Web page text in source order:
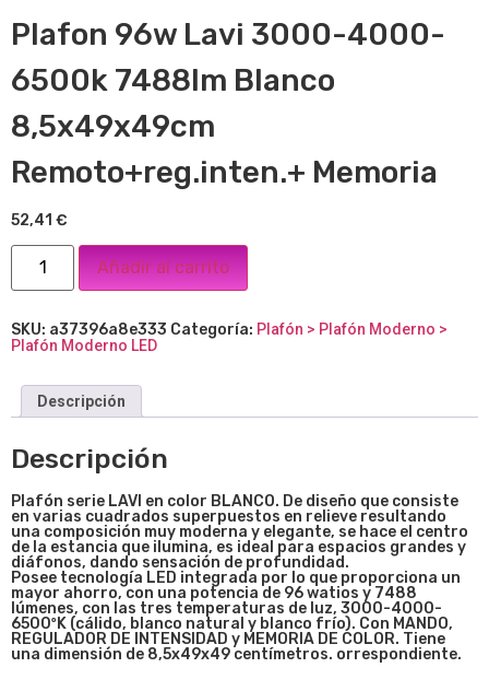
Plafon 96w Lavi 3000-4000-
6500k 7488lm Blanco
8,5x49x49cm
Remoto+reg.inten.+ Memoria
52,41 €
Añadir al carrito
SKU: a37396a8e333 Categoría: Plafón > Plafón Moderno >
Plafón Moderno LED
Descripción
Descripción
Plafón serie LAVI en color BLANCO. De diseño que consiste
en varias cuadrados superpuestos en relieve resultando
una composición muy moderna y elegante, se hace el centro
de la estancia que ilumina, es ideal para espacios grandes y
diáfonos, dando sensación de profundidad.
Posee tecnología LED integrada por lo que proporciona un
mayor ahorro, con una potencia de 96 watios y 7488
lúmenes, con las tres temperaturas de luz, 3000-4000-
6500ºK (cálido, blanco natural y blanco frío). Con MANDO,
REGULADOR DE INTENSIDAD y MEMORIA DE COLOR. Tiene
una dimensión de 8,5x49x49 centímetros. orrespondiente.